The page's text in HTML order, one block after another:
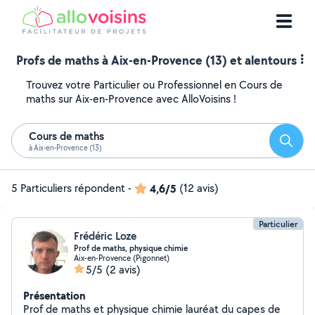
Profs de maths à Aix-en-Provence (13) et alentours
Trouvez votre Particulier ou Professionnel en Cours de
maths sur Aix-en-Provence avec AlloVoisins !
Cours de maths
à Aix-en-Provence (13)
5 Particuliers répondent- 4,6/5 (12 avis)
Particulier
Frédéric Loze
Prof de maths, physique chimie
Aix-en-Provence (Pigonnet)
5/5 (2 avis)
Présentation
Prof de maths et physique chimie lauréat du capes de